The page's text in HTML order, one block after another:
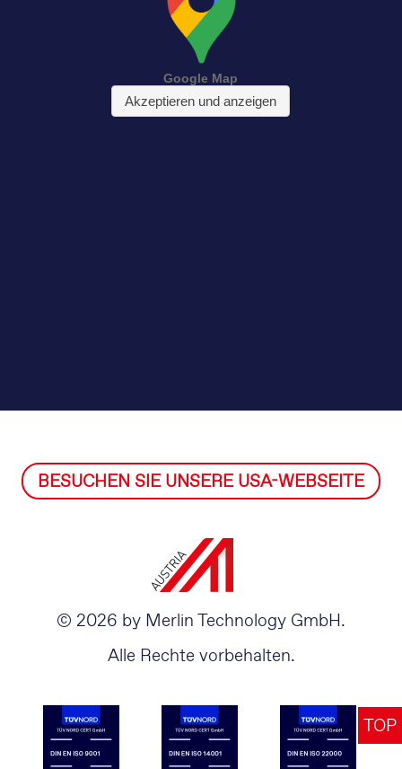
TOP
BESUCHEN SIE UNSERE USA-WEBSEITE
© 2026 by Merlin Technology GmbH.
Alle Rechte vorbehalten.